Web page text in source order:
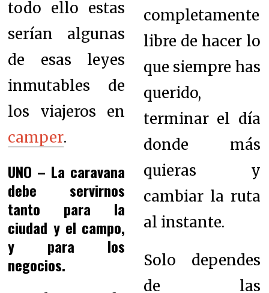
todo ello estas
serían algunas
de esas leyes
inmutables de
los viajeros en
camper.
UNO – La caravana
debe servirnos
tanto para la
ciudad y el campo,
y para los
negocios.
completamente
libre de hacer lo
que siempre has
querido,
terminar el día
donde más
quieras y
cambiar la ruta
al instante.
Solo dependes
de las